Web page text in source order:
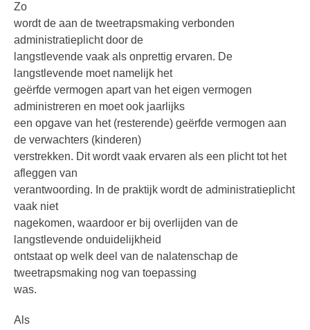
Zo
wordt de aan de tweetrapsmaking verbonden
administratieplicht door de
langstlevende vaak als onprettig ervaren. De
langstlevende moet namelijk het
geërfde vermogen apart van het eigen vermogen
administreren en moet ook jaarlijks
een opgave van het (resterende) geërfde vermogen aan
de verwachters (kinderen)
verstrekken. Dit wordt vaak ervaren als een plicht tot het
afleggen van
verantwoording. In de praktijk wordt de administratieplicht
vaak niet
nagekomen, waardoor er bij overlijden van de
langstlevende onduidelijkheid
ontstaat op welk deel van de nalatenschap de
tweetrapsmaking nog van toepassing
was.
Als